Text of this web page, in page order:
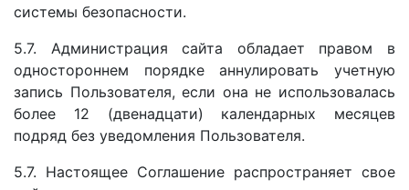
системы безопасности.
5.7. Администрация сайта обладает правом в
одностороннем порядке аннулировать учетную
запись Пользователя, если она не использовалась
более 12 (двенадцати) календарных месяцев
подряд без уведомления Пользователя.
5.7. Настоящее Соглашение распространяет свое